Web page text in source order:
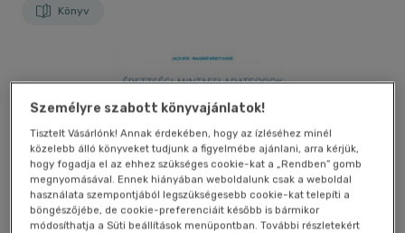
Könyv
Személyre szabott könyvajánlatok!
Tisztelt Vásárlónk! Annak érdekében, hogy az ízléséhez minél
közelebb álló könyveket tudjunk a figyelmébe ajánlani, arra kérjük,
hogy fogadja el az ehhez szükséges cookie-kat a „Rendben” gomb
megnyomásával. Ennek hiányában weboldalunk csak a weboldal
használata szempontjából legszükségesebb cookie-kat telepíti a
böngészőjébe, de cookie-preferenciáit később is bármikor
módosíthatja a Süti beállítások menüpontban. További részletekért